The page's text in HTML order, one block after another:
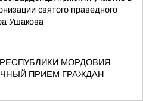
святого праведного
Ушакова
МОРДОВИЯ
ПРИЕМ ГРАЖДАН